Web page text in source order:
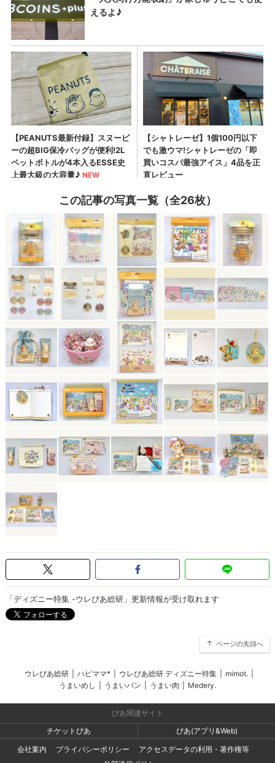
この記事の写真一覧（全26枚）
「ディズニー特集 -ウレぴあ総研」更新情報が受け取れます
ページの先頭へ
ウレぴあ総研 ハピママ* ウレぴあ総研 ディズニー特集 mimot.
うまいめし
うまいパン うまい肉 Medery.
ぴあ関連サイト
チケットぴあ
ぴあ(アプリ&Web)
会社案内
プライバシーポリシー
アクセスデータの利用・著作権等